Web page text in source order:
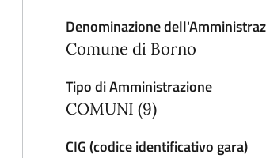
Denominazione
Comune di Borno
Tipo di Amministrazione
COMUNI (9)
CIG (codice identificativo gara)